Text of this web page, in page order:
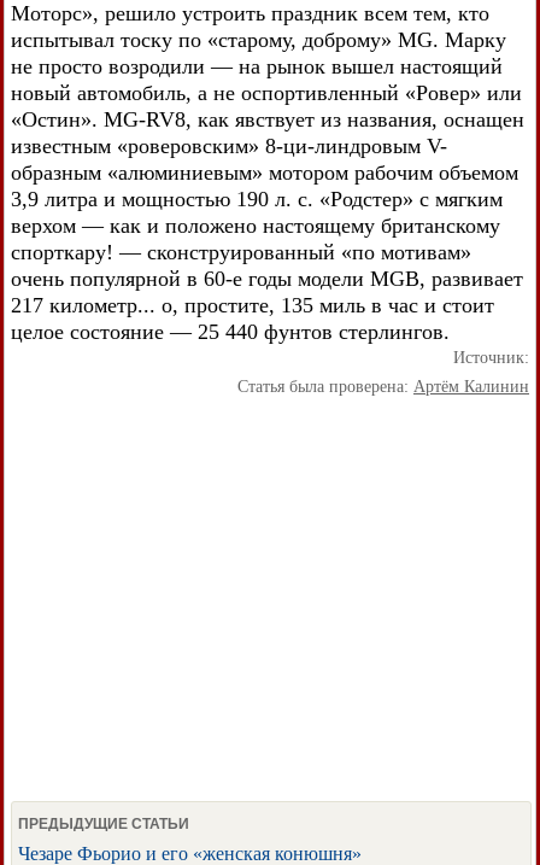
Моторс», решило устроить праздник всем тем, кто
испытывал тоску по «старому, доброму» MG. Марку
не просто возродили — на рынок вышел настоящий
новый автомобиль, а не оспортивленный «Ровер» или
«Остин». MG-RV8, как явствует из названия, оснащен
известным «роверовским» 8-ци-линдровым V-
образным «алюминиевым» мотором рабочим объемом
3,9 литра и мощностью 190 л. с. «Родстер» с мягким
верхом — как и положено настоящему британскому
спорткару! — сконструированный «по мотивам»
очень популярной в 60-е годы модели MGB, развивает
217 километр... о, простите, 135 миль в час и стоит
целое состояние — 25 440 фунтов стерлингов.
Источник:
Статья была проверена: Артём Калинин
ПРЕДЫДУЩИЕ СТАТЬИ
Чезаре Фьорио и его «женская конюшня»